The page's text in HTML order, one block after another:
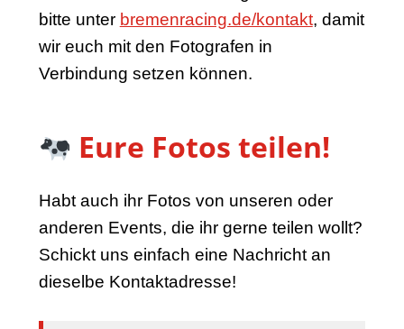
bitte unter bremenracing.de/kontakt, damit
wir euch mit den Fotografen in
Verbindung setzen können.
Eure Fotos teilen!
Habt auch ihr Fotos von unseren oder
anderen Events, die ihr gerne teilen wollt?
Schickt uns einfach eine Nachricht an
dieselbe Kontaktadresse!